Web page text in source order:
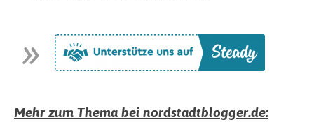
Mehr zum Thema bei nordstadtblogger.de: